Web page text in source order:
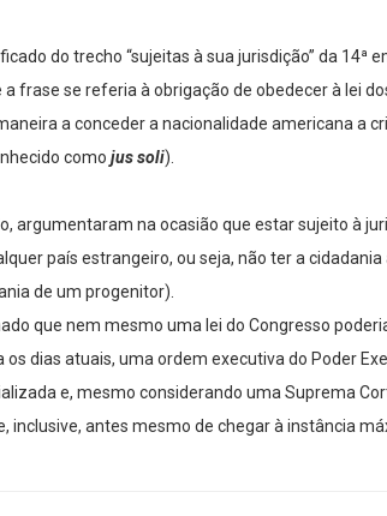
do trecho “sujeitas à sua jurisdição” da 14ª
frase se referia à obrigação de obedecer à lei
a conceder a nacionalidade americana a
como jus soli).
argumentaram na ocasião que estar sujeito à
país estrangeiro, ou seja, não ter a
de um progenitor).
que nem mesmo uma lei do Congresso
dias atuais, uma ordem executiva do Poder
e, mesmo considerando uma Suprema
inclusive, antes mesmo de chegar à instância